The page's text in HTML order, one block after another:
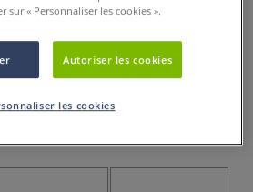
Acheter ce Produit
sur « Personnaliser les cookies ».
Autoriser les cookies
les cookies